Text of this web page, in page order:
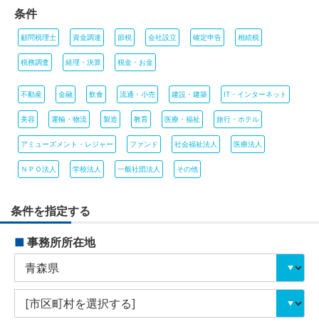
条件
顧問税理士 資金調達 節税 会社設立 確定申告 相続税
税務調査 経理・決算 税金・お金
不動産 金融 飲食 流通・小売 建設・建築 IT・インターネット
美容 運輸・物流 製造 教育 医療・福祉 旅行・ホテル
アミューズメント・レジャー ファンド 社会福祉法人 医療法人
ＮＰＯ法人 学校法人 一般社団法人 その他
条件を指定する
■ 事務所所在地